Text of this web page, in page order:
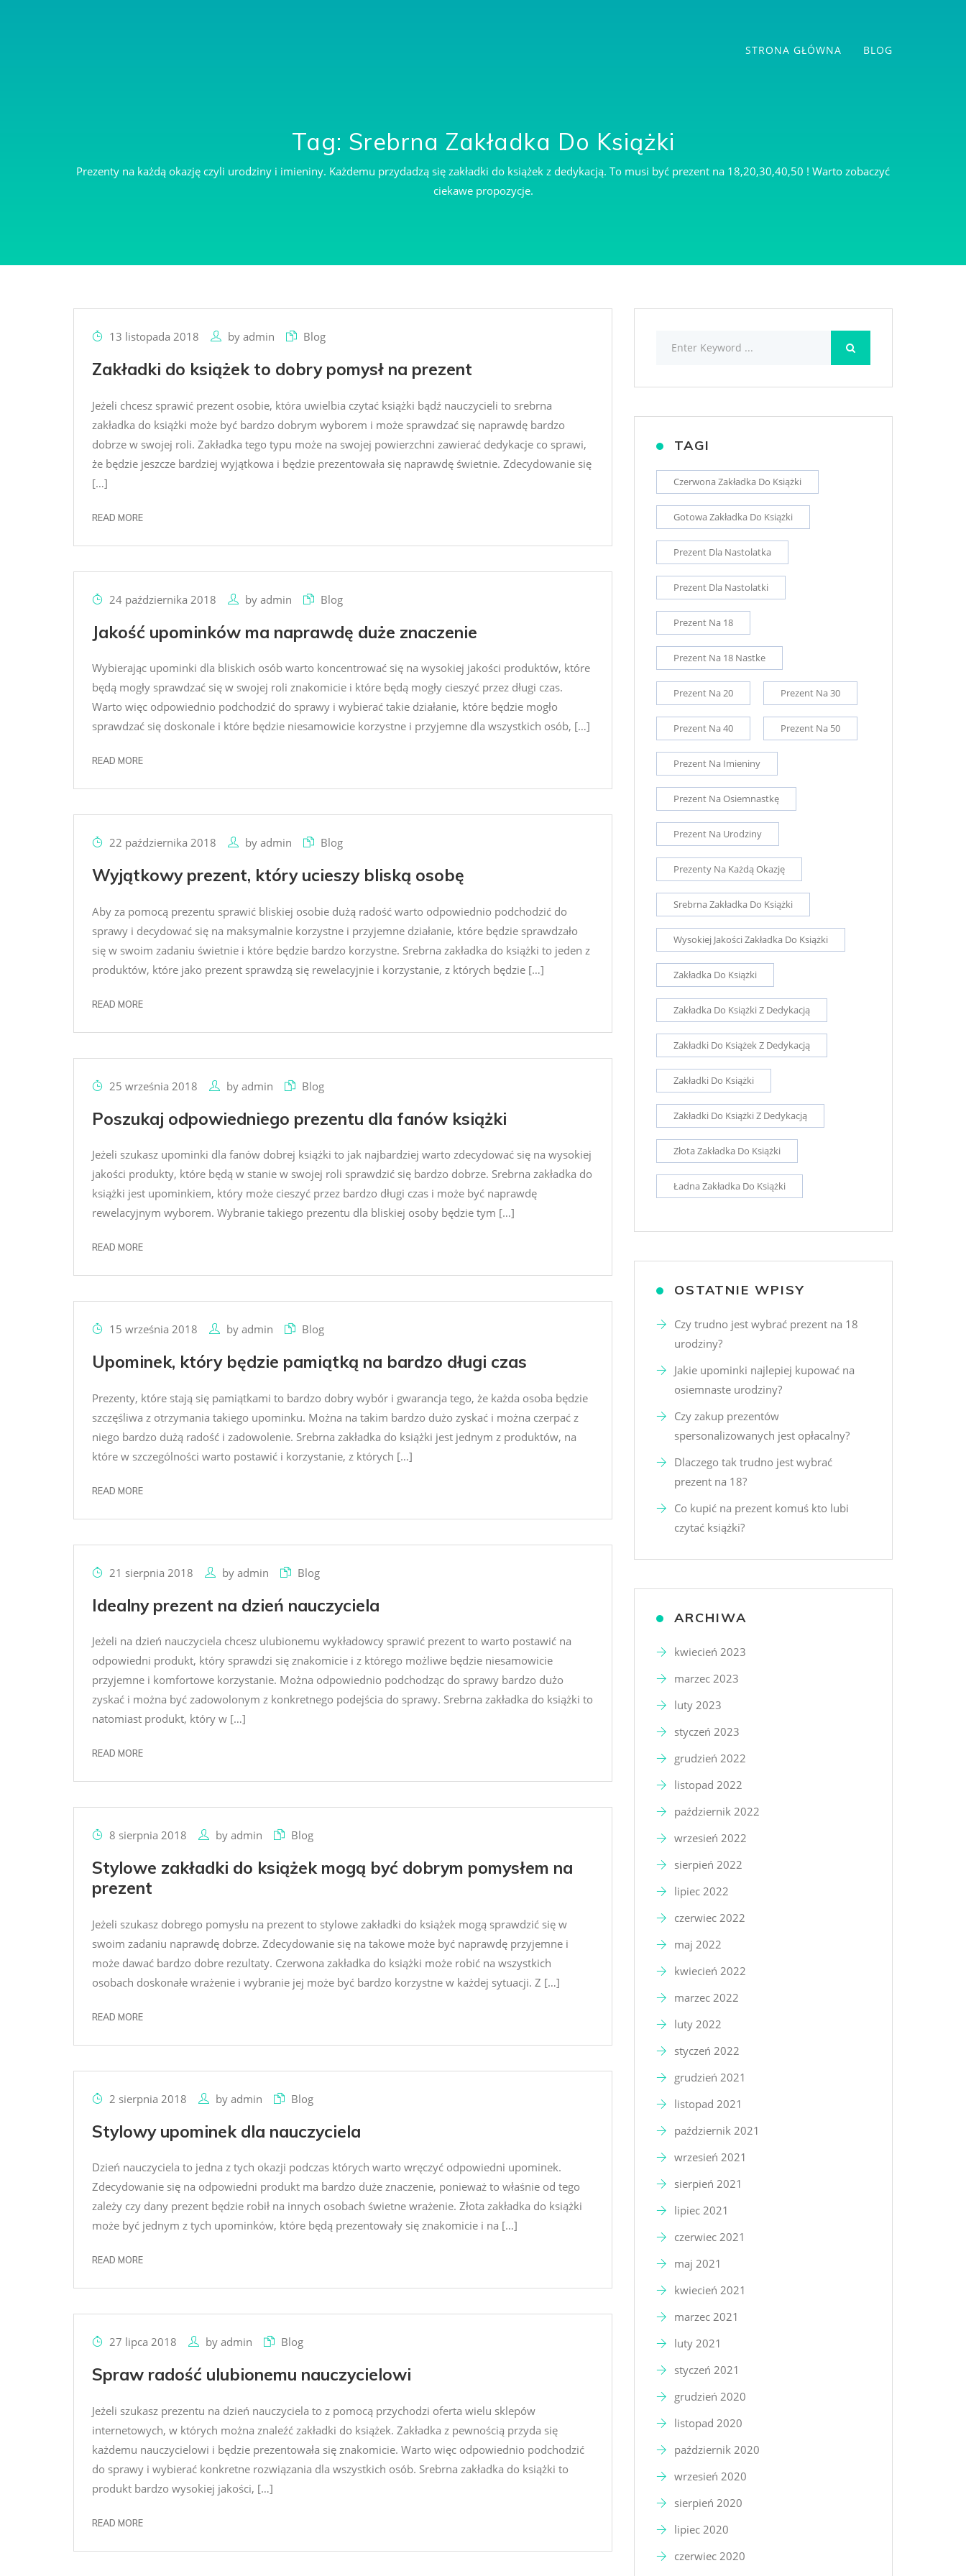
STRONA GŁÓWNA BLOG
Tag: Srebrna Zakładka Do Książki
Prezenty na każdą okazję czyli urodziny i imieniny. Każdemu przydadzą się zakładki do książek z dedykacją. To musi być prezent na 18,20,30,40,50 ! Warto zobaczyć
ciekawe propozycje.
13 listopada 2018 by admin Blog
Zakładki do książek to dobry pomysł na prezent
Jeżeli chcesz sprawić prezent osobie, która uwielbia czytać książki bądź nauczycieli to srebrna
zakładka do książki może być bardzo dobrym wyborem i może sprawdzać się naprawdę bardzo
dobrze w swojej roli. Zakładka tego typu może na swojej powierzchni zawierać dedykacje co sprawi,
że będzie jeszcze bardziej wyjątkowa i będzie prezentowała się naprawdę świetnie. Zdecydowanie się
[…]
READ MORE
24 października 2018 by admin Blog
Jakość upominków ma naprawdę duże znaczenie
Wybierając upominki dla bliskich osób warto koncentrować się na wysokiej jakości produktów, które
będą mogły sprawdzać się w swojej roli znakomicie i które będą mogły cieszyć przez długi czas.
Warto więc odpowiednio podchodzić do sprawy i wybierać takie działanie, które będzie mogło
sprawdzać się doskonale i które będzie niesamowicie korzystne i przyjemne dla wszystkich osób, […]
READ MORE
22 października 2018 by admin Blog
Wyjątkowy prezent, który ucieszy bliską osobę
Aby za pomocą prezentu sprawić bliskiej osobie dużą radość warto odpowiednio podchodzić do
sprawy i decydować się na maksymalnie korzystne i przyjemne działanie, które będzie sprawdzało
się w swoim zadaniu świetnie i które będzie bardzo korzystne. Srebrna zakładka do książki to jeden z
produktów, które jako prezent sprawdzą się rewelacyjnie i korzystanie, z których będzie […]
READ MORE
25 września 2018 by admin Blog
Poszukaj odpowiedniego prezentu dla fanów książki
Jeżeli szukasz upominki dla fanów dobrej książki to jak najbardziej warto zdecydować się na wysokiej
jakości produkty, które będą w stanie w swojej roli sprawdzić się bardzo dobrze. Srebrna zakładka do
książki jest upominkiem, który może cieszyć przez bardzo długi czas i może być naprawdę
rewelacyjnym wyborem. Wybranie takiego prezentu dla bliskiej osoby będzie tym […]
READ MORE
15 września 2018 by admin Blog
Upominek, który będzie pamiątką na bardzo długi czas
Prezenty, które stają się pamiątkami to bardzo dobry wybór i gwarancja tego, że każda osoba będzie
szczęśliwa z otrzymania takiego upominku. Można na takim bardzo dużo zyskać i można czerpać z
niego bardzo dużą radość i zadowolenie. Srebrna zakładka do książki jest jednym z produktów, na
które w szczególności warto postawić i korzystanie, z których […]
READ MORE
21 sierpnia 2018 by admin Blog
Idealny prezent na dzień nauczyciela
Jeżeli na dzień nauczyciela chcesz ulubionemu wykładowcy sprawić prezent to warto postawić na
odpowiedni produkt, który sprawdzi się znakomicie i z którego możliwe będzie niesamowicie
przyjemne i komfortowe korzystanie. Można odpowiednio podchodząc do sprawy bardzo dużo
zyskać i można być zadowolonym z konkretnego podejścia do sprawy. Srebrna zakładka do książki to
natomiast produkt, który w […]
READ MORE
8 sierpnia 2018 by admin Blog
Stylowe zakładki do książek mogą być dobrym pomysłem na
prezent
Jeżeli szukasz dobrego pomysłu na prezent to stylowe zakładki do książek mogą sprawdzić się w
swoim zadaniu naprawdę dobrze. Zdecydowanie się na takowe może być naprawdę przyjemne i
może dawać bardzo dobre rezultaty. Czerwona zakładka do książki może robić na wszystkich
osobach doskonałe wrażenie i wybranie jej może być bardzo korzystne w każdej sytuacji. Z […]
READ MORE
2 sierpnia 2018 by admin Blog
Stylowy upominek dla nauczyciela
Dzień nauczyciela to jedna z tych okazji podczas których warto wręczyć odpowiedni upominek.
Zdecydowanie się na odpowiedni produkt ma bardzo duże znaczenie, ponieważ to właśnie od tego
zależy czy dany prezent będzie robił na innych osobach świetne wrażenie. Złota zakładka do książki
może być jednym z tych upominków, które będą prezentowały się znakomicie i na […]
READ MORE
27 lipca 2018 by admin Blog
Spraw radość ulubionemu nauczycielowi
Jeżeli szukasz prezentu na dzień nauczyciela to z pomocą przychodzi oferta wielu sklepów
internetowych, w których można znaleźć zakładki do książek. Zakładka z pewnością przyda się
każdemu nauczycielowi i będzie prezentowała się znakomicie. Warto więc odpowiednio podchodzić
do sprawy i wybierać konkretne rozwiązania dla wszystkich osób. Srebrna zakładka do książki to
produkt bardzo wysokiej jakości, […]
READ MORE
TAGI
Czerwona Zakładka Do Książki
Gotowa Zakładka Do Książki
Prezent Dla Nastolatka
Prezent Dla Nastolatki
Prezent Na 18
Prezent Na 18 Nastke
Prezent Na 20 Prezent Na 30
Prezent Na 40 Prezent Na 50
Prezent Na Imieniny
Prezent Na Osiemnastkę
Prezent Na Urodziny
Prezenty Na Każdą Okazję
Srebrna Zakładka Do Książki
Wysokiej Jakości Zakładka Do Książki
Zakładka Do Książki
Zakładka Do Książki Z Dedykacją
Zakładki Do Książek Z Dedykacją
Zakładki Do Książki
Zakładki Do Książki Z Dedykacją
Złota Zakładka Do Książki
Ładna Zakładka Do Książki
OSTATNIE WPISY
Czy trudno jest wybrać prezent na 18
urodziny?
Jakie upominki najlepiej kupować na
osiemnaste urodziny?
Czy zakup prezentów
spersonalizowanych jest opłacalny?
Dlaczego tak trudno jest wybrać
prezent na 18?
Co kupić na prezent komuś kto lubi
czytać książki?
ARCHIWA
kwiecień 2023
marzec 2023
luty 2023
styczeń 2023
grudzień 2022
listopad 2022
październik 2022
wrzesień 2022
sierpień 2022
lipiec 2022
czerwiec 2022
maj 2022
kwiecień 2022
marzec 2022
luty 2022
styczeń 2022
grudzień 2021
listopad 2021
październik 2021
wrzesień 2021
sierpień 2021
lipiec 2021
czerwiec 2021
maj 2021
kwiecień 2021
marzec 2021
luty 2021
styczeń 2021
grudzień 2020
listopad 2020
październik 2020
wrzesień 2020
sierpień 2020
lipiec 2020
czerwiec 2020